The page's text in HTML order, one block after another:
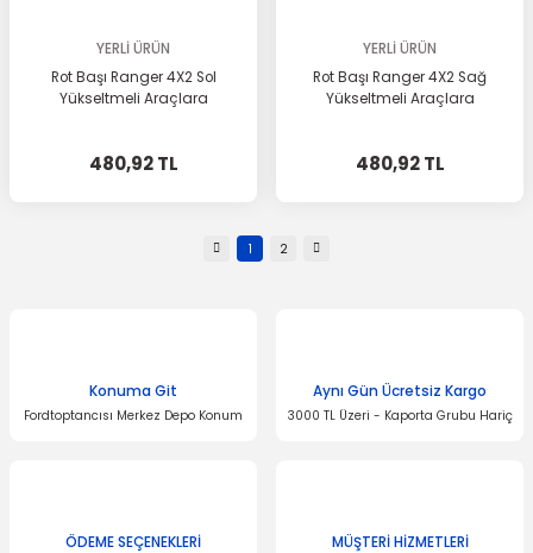
YERLİ ÜRÜN
Rot Başı Ranger 4X2 Sol
Yükseltmeli Araçlara
480,92 TL
YERLİ ÜRÜN
Rot Başı Ranger 4X2 Sağ
Yükseltmeli Araçlara
480,92 TL
1 2
Konuma Git
Fordtoptancısı Merkez Depo Konum
Aynı Gün Ücretsiz Kargo
3000 TL Üzeri - Kaporta Grubu Hariç
ÖDEME SEÇENEKLERİ MÜŞTERİ HİZMETLERİ